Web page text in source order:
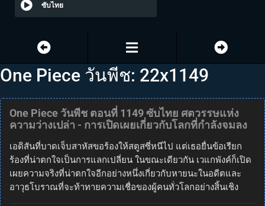
ซับไทย
One Piece วันพีช: 22x1149
One Piece วันพีช ตอนที่ 1149 ซับไทย ศตวรรษแห่ง
ความว่างเปล่า - การเปิดเผยเกี่ยวกับโลกที่กำลังจมลง
เอดิสันที่บาดเจ็บสาหัสขอร้องให้สตูสซี่หนีไป แต่เธอยื่นข้อเรียก
ร้องที่น่าตกใจเป็นการแลกเปลี่ยน ในขณะเดียวกัน เวแกพังค์ก็เปิด
เผยความจริงที่น่าตกใจอีกอย่างหนึ่งเกี่ยวกับหายนะในอดีตและ
อาวุธโบราณที่จะท้าทายความเชื่อของผู้คนทั่วโลกอย่างสิ้นเชิง